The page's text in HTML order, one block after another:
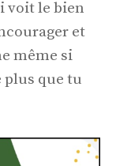
voit le bien
et
même si
plus que tu